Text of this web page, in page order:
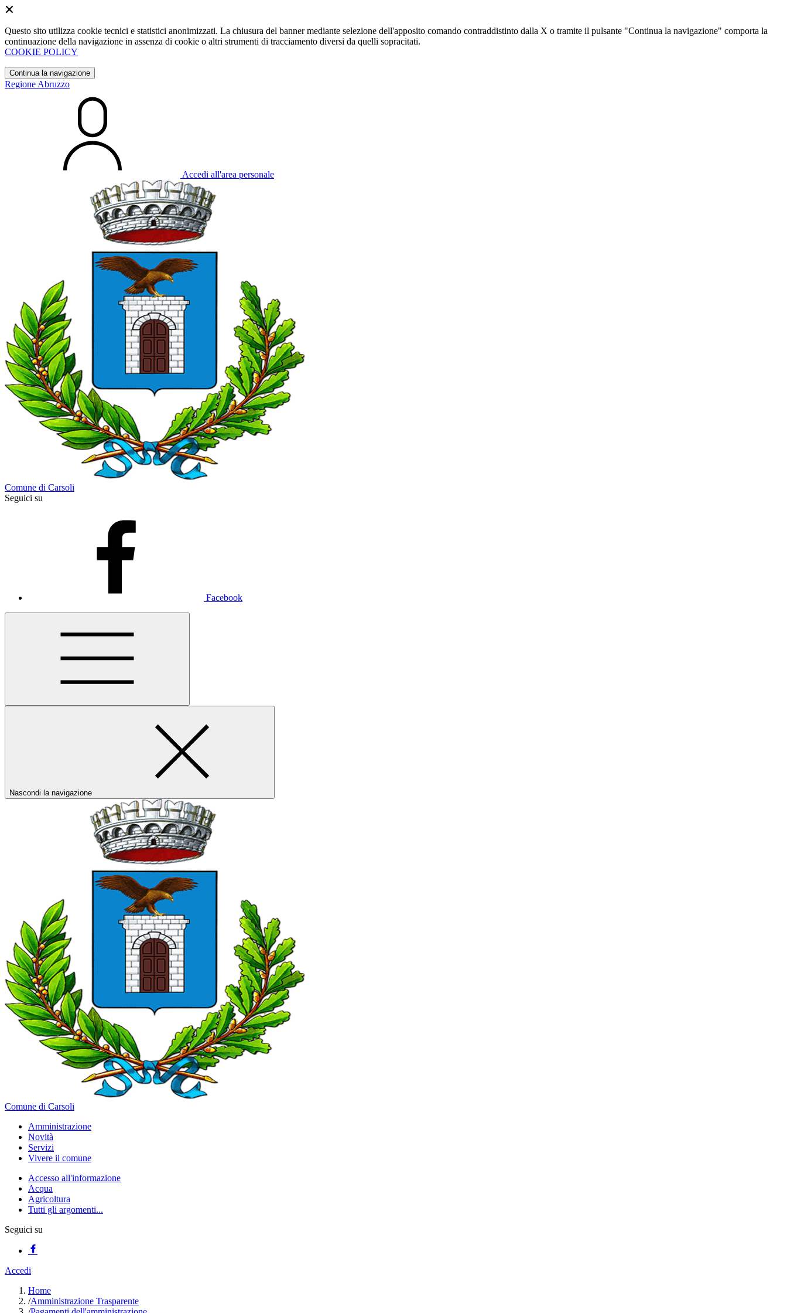
Questo sito utilizza cookie tecnici e statistici anonimizzati. La chiusura del banner mediante selezione dell'apposito comando contraddistinto dalla X o tramite il pulsante "Continua la navigazione" comporta la
continuazione della navigazione in assenza di cookie o altri strumenti di tracciamento diversi da quelli sopracitati.
COOKIE POLICY
Continua la navigazione
Regione Abruzzo
Accedi all'area personale
Comune di Carsoli
Seguici su
Facebook
Nascondi la navigazione
Comune di Carsoli
Amministrazione
Novità
Servizi
Vivere il comune
Accesso all'informazione
Acqua
Agricoltura
Tutti gli argomenti...
Seguici su
Accedi
Home
/Amministrazione Trasparente